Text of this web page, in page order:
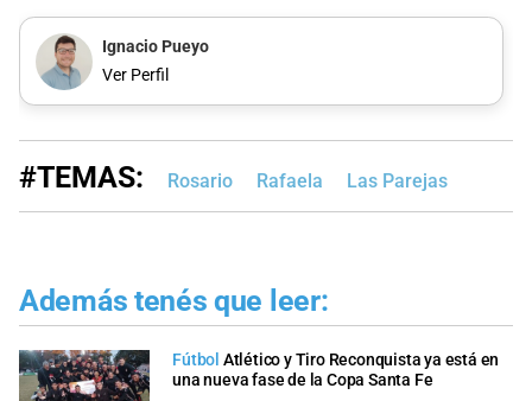
Ignacio Pueyo
Ver Perfil
#TEMAS: Rosario Rafaela Las Parejas
Además tenés que leer:
Fútbol Atlético y Tiro Reconquista ya está en
una nueva fase de la Copa Santa Fe